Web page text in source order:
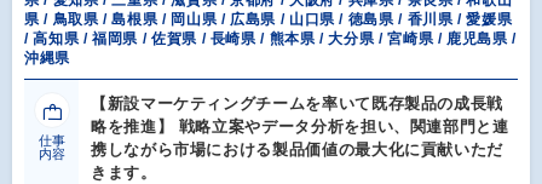
県 / 鳥取県 / 島根県 / 岡山県 / 広島県 / 山口県 / 徳島県 / 香川県 / 愛媛県
/ 高知県 / 福岡県 / 佐賀県 / 長崎県 / 熊本県 / 大分県 / 宮崎県 / 鹿児島県 /
沖縄県
仕事
内容
【新設マーケティングチームを率いて既存製品の成長戦
略を推進】 戦略立案やデータ分析を担い、関連部門と連
携しながら市場における製品価値の最大化に貢献いただ
きます。